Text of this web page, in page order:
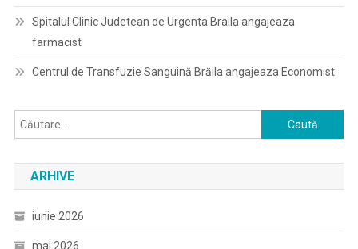
Spitalul Clinic Judetean de Urgenta Braila angajeaza
farmacist
Centrul de Transfuzie Sanguină Brăila angajeaza Economist
Caută
după:
ARHIVE
iunie 2026
mai 2026